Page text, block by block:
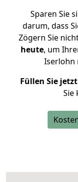
Sparen Sie
darum, dass
Zögern Sie
heute, um
Iserlohn
Füllen Sie
Sie